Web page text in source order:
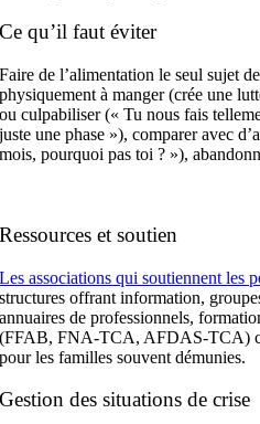
Ce qu’il faut éviter
Faire de l’alimentation le seul sujet
physiquement à manger (crée une
ou culpabiliser (« Tu nous fais
juste une phase »), comparer avec
mois, pourquoi pas toi ? »),
Ressources et soutien
Les associations qui soutiennent les
structures offrant information,
annuaires de professionnels,
(FFAB, FNA-TCA, AFDAS-TCA)
pour les familles souvent démunies.
Gestion des situations de crise